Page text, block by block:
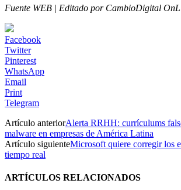
Fuente WEB | Editado por CambioDigital
Facebook
Twitter
Pinterest
WhatsApp
Email
Print
Telegram
Artículo anteriorAlerta RRHH: currículums
malware en empresas de América Latina
Artículo siguienteMicrosoft quiere corregir los
tiempo real
ARTÍCULOS RELACIONADOS